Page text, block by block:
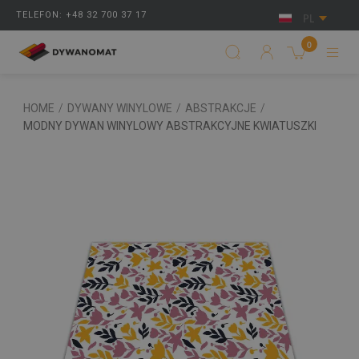
TELEFON: +48 32 700 37 17 PL
0
HOME / DYWANY WINYLOWE / ABSTRAKCJE /
MODNY DYWAN WINYLOWY ABSTRAKCYJNE KWIATUSZKI